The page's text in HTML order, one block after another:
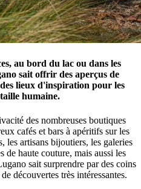
au bord du lac ou dans les
sait offrir des aperçus de
lieux d'inspiration pour les
humaine.
des nombreuses boutiques
cafés et bars à apéritifs sur les
les artisans bijoutiers, les galeries
de haute couture, mais aussi les
sait surprendre par des coins
découvertes très intéressantes.